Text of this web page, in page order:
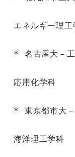
エネルギー理工
* 名古屋大－工
応用化学科
* 東京都市大－
海洋理工学科